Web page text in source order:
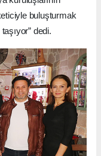
buluşturmak
dedi.